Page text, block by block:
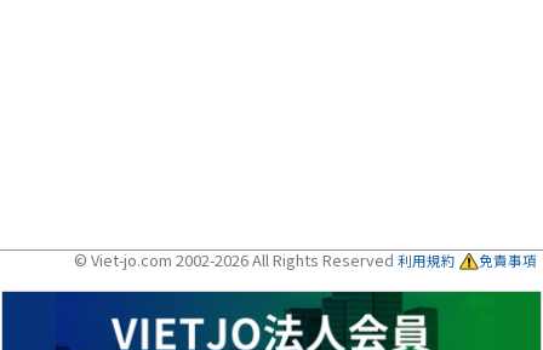
© Viet-jo.com 2002-2026 All Rights Reserved 利用規約 免責事項